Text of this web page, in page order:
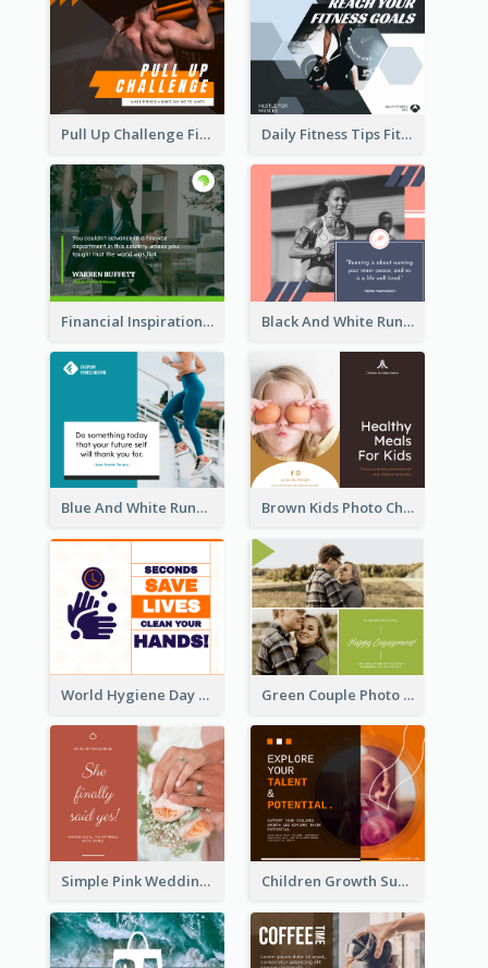
Pull Up Challenge Fitness Facebook Post Daily Fitness Tips Fitness Goals Facebook Post
Financial Inspirational Quotes Facebook Post Black And White Running Quote Facebook Post
Blue And White Running Quotes Fitness Routine Facebook Post Brown Kids Photo Children Meal Cooking Facebook Post
World Hygiene Day Facebook Post Green Couple Photo Happy Engagement Facebook Post
Simple Pink Wedding Photo Facebook Post Children Growth Support Facebook Post